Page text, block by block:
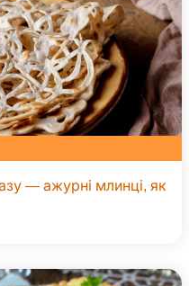
— ажурні млинці, як